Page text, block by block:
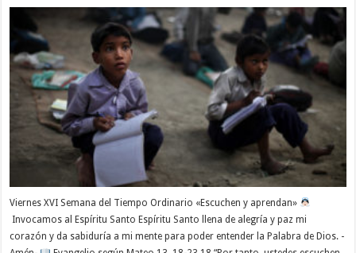
Viernes XVI Semana del Tiempo Ordinario «Escuchen y aprendan»
Invocamos al Espíritu Santo Espíritu Santo llena de alegría y paz mi
corazón y da sabiduría a mi mente para poder entender la Palabra de Dios. -